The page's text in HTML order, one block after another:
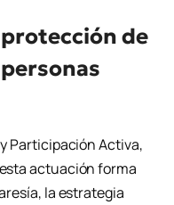
protección de
Participación Activa,
actuación forma
la estrategia